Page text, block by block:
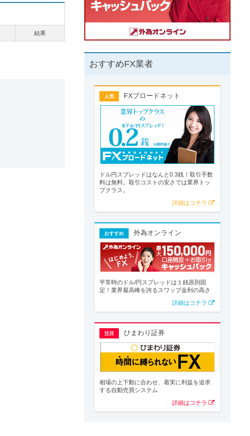
結果
おすすめFX業者
人気 FXブロードネット
ドル円スプレッドはなんと0.3銭！取引手数
料は無料。取引コストの安さでは業界トッ
プクラス。
詳細はコチラ
おすすめ 外為オンライン
平常時のドル/円スプレッドは１銭原則固
定！業界最高峰を誇るスワップ金利の高さ
詳細はコチラ
注目 ひまわり証券
相場の上下動に合わせ、着実に利益を追求
する自動売買システム
詳細はコチラ